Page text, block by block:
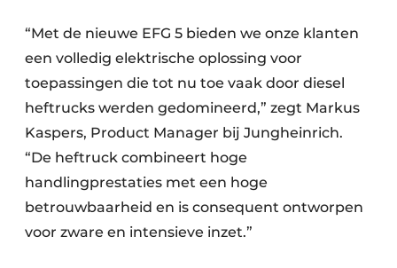
“Met de nieuwe EFG 5 bieden we onze klanten
een volledig elektrische oplossing voor
toepassingen die tot nu toe vaak door diesel
heftrucks werden gedomineerd,” zegt Markus
Kaspers, Product Manager bij Jungheinrich.
“De heftruck combineert hoge
handlingprestaties met een hoge
betrouwbaarheid en is consequent ontworpen
voor zware en intensieve inzet.”